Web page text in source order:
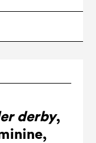
derby,